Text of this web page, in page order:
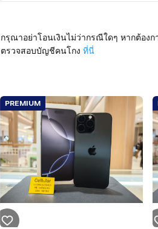
กรุณาอย่าโอนเงินไม่ว่ากรณีใดๆ หากต้อง
ตรวจสอบบัญชีคนโกง ที่นี่
PREMIUM